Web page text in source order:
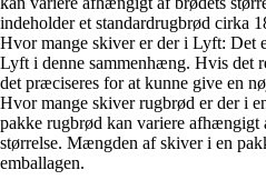
indeholder et standardrugbrød cirka
Hvor mange skiver er der i Lyft: Det
Lyft i denne sammenhæng. Hvis det
det præciseres for at kunne give en
Hvor mange skiver rugbrød er der i
pakke rugbrød kan variere afhængigt
størrelse. Mængden af skiver i en
emballagen.